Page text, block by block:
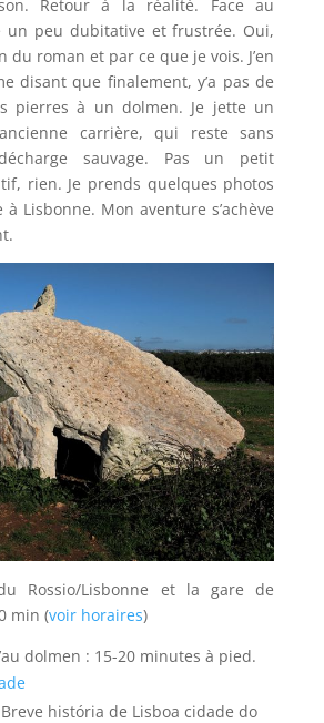
Retour à la réalité. Face au
un peu dubitative et frustrée. Oui,
roman et par ce que je vois. J’en
disant que finalement, y’a pas de
pierres à un dolmen. Je jette un
carrière, qui reste sans
sauvage. Pas un petit
rien. Je prends quelques photos
à Lisbonne. Mon aventure s’achève
Rossio/Lisbonne et la gare de
min (voir horaires)
dolmen : 15-20 minutes à pied.
Breve história de Lisboa cidade do